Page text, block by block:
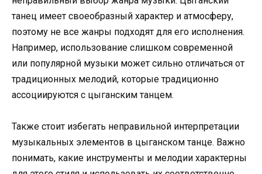
танец имеет своеобразный характер и атмосферу,
поэтому не все жанры подходят для его исполнения.
Например, использование слишком современной
или популярной музыки может сильно отличаться от
традиционных мелодий, которые традиционно
ассоциируются с цыганским танцем.
Также стоит избегать неправильной интерпретации
музыкальных элементов в цыганском танце. Важно
понимать, какие инструменты и мелодии характерны